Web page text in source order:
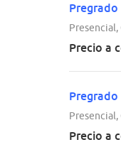
Precio a
Precio a